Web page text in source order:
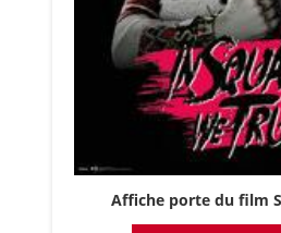
Affiche porte du film